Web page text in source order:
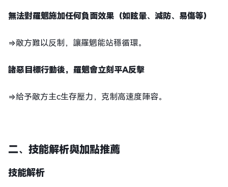
無法對羅魍施加任何負面效果（如眩暈、減防、易傷等）
⇒敵方難以反制，讓羅魍能站穩循環。
諸惡目標行動後，羅魍會立刻平A反擊
⇒給予敵方主c生存壓力，克制高速度陣容。
二、技能解析與加點推薦
技能解析